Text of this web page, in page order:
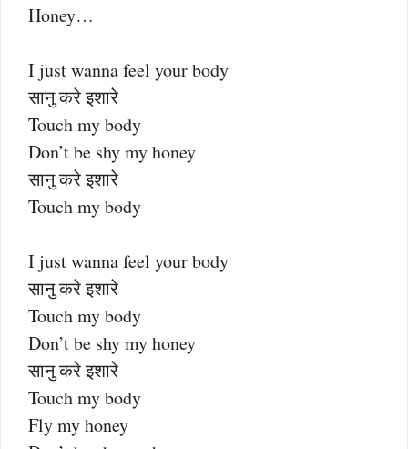
Honey…
I just wanna feel your body
सानु करे इशारे
Touch my body
Don’t be shy my honey
सानु करे इशारे
Touch my body
I just wanna feel your body
सानु करे इशारे
Touch my body
Don’t be shy my honey
सानु करे इशारे
Touch my body
Fly my honey